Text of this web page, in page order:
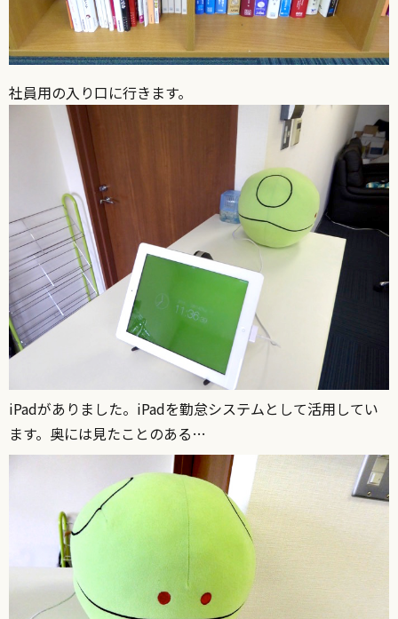
社員用の入り口に行きます。
iPadがありました。iPadを勤怠システムとして活用してい
ます。奥には見たことのある…